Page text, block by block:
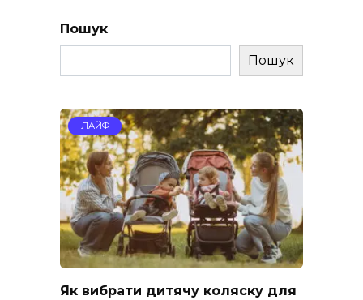
Пошук
Пошук
ЛАЙФ
Як вибрати дитячу коляску для